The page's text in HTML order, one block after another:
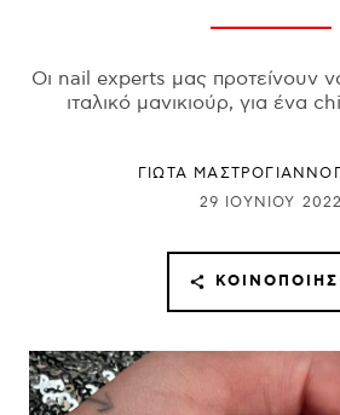
Οι nail experts μας προτείνουν
ιταλικό μανικιούρ, για ένα
ΓΙΩΤΑ
29 ΙΟΥΝΊΟΥ 2022